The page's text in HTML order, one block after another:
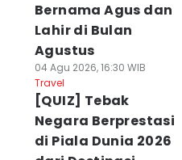
Bernama Agus dan
Lahir di Bulan
Agustus
04 Agu 2026, 16:30 WIB
Travel
[QUIZ] Tebak
Negara Berprestasi
di Piala Dunia 2026